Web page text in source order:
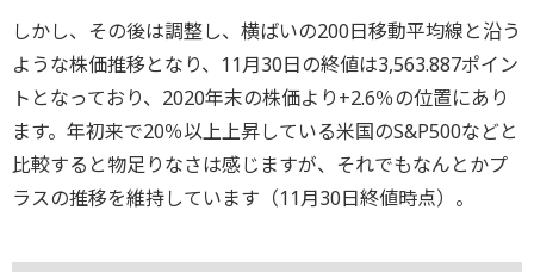
しかし、その後は調整し、横ばいの200日移動平均線と沿う
ような株価推移となり、11月30日の終値は3,563.887ポイン
トとなっており、2020年末の株価より+2.6％の位置にあり
ます。年初来で20％以上上昇している米国のS&P500などと
比較すると物足りなさは感じますが、それでもなんとかプ
ラスの推移を維持しています（11月30日終値時点）。